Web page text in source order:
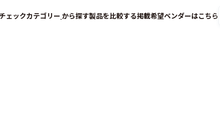
ェックカテゴリー から探す製品を比較する掲載希望ベンダーはこちら